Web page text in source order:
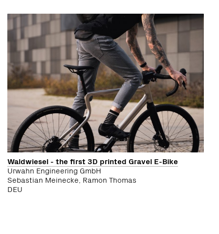
Waldwiesel - the first 3D printed Gravel E-Bike
Urwahn Engineering GmbH
Sebastian Meinecke, Ramon Thomas
DEU